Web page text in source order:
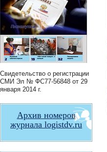
Свидетельство о регистрации
СМИ Эл № ФС77-56848 от 29
января 2014 г.
Архив номеров
журнала logistdv.ru